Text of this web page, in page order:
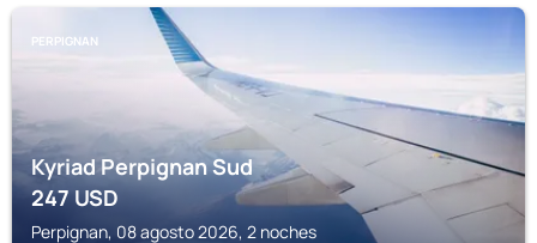
PERPIGNAN
Kyriad Perpignan Sud
247USD
Perpignan, 08 agosto 2026, 2 noches